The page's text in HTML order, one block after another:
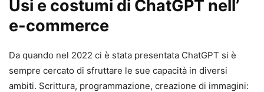
Usi e costumi di ChatGPT nell’
e-commerce
Da quando nel 2022 ci è stata presentata ChatGPT si è
sempre cercato di sfruttare le sue capacità in diversi
ambiti. Scrittura, programmazione, creazione di immagini: